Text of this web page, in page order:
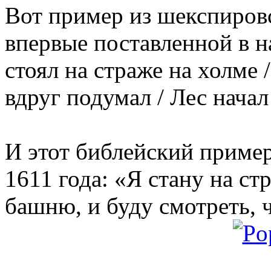
Вот пример из
впервые поставленной в
стоял на страже на
вдруг подумал / Лес
И этот библейский
1611 года: «Я стану на
башню, и буду смотреть,